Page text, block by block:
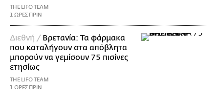
THE LIFO TEAM
1 ΩΡΕΣ ΠΡΙΝ
Διεθνή / Βρετανία: Τα φάρμακα
που καταλήγουν στα απόβλητα
μπορούν να γεμίσουν 75 πισίνες
ετησίως
THE LIFO TEAM
1 ΩΡΕΣ ΠΡΙΝ